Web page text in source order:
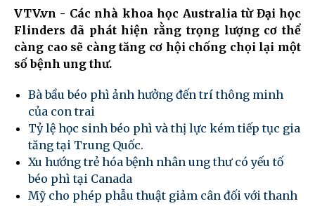
VTV.vn - Các nhà khoa học Australia từ Đại học
Flinders đã phát hiện rằng trọng lượng cơ thể
càng cao sẽ càng tăng cơ hội chống chọi lại một
số bệnh ung thư.
Bà bầu béo phì ảnh hưởng đến trí thông minh
của con trai
Tỷ lệ học sinh béo phì và thị lực kém tiếp tục gia
tăng tại Trung Quốc.
Xu hướng trẻ hóa bệnh nhân ung thư có yếu tố
béo phì tại Canada
Mỹ cho phép phẫu thuật giảm cân đối với thanh